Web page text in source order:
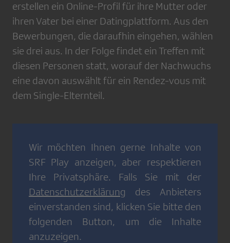
erstellen ein Online-Profil für ihre Mutter oder
ihren Vater bei einer Datingplattform. Aus den
Bewerbungen, die daraufhin eingehen, wählen
sie drei aus. In der Folge findet ein Treffen mit
diesen Personen statt, worauf der Nachwuchs
eine davon auswählt für ein Rendez-vous mit
dem Single-Elternteil.
Wir möchten Ihnen gerne Inhalte von
SRF Play anzeigen, aber respektieren
Ihre Privatsphäre. Falls Sie mit der
Datenschutzerklärung des Anbieters
einverstanden sind, klicken Sie bitte den
folgenden Button, um die Inhalte
anzuzeigen.